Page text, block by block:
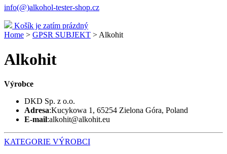
info(@)alkohol-tester-shop.cz
Košík je zatím prázdný
Home > GPSR SUBJEKT > Alkohit
Alkohit
Výrobce
DKD Sp. z o.o.
Adresa:Kucykowa 1, 65254 Zielona Góra, Poland
E-mail:alkohit@alkohit.eu
KATEGORIE VÝROBCI